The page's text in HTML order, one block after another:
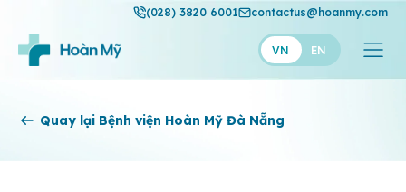
(028) 3820 6001 contactus@hoanmy.com
VN EN
Hoàn Mỹ
Quay lại Bệnh viện Hoàn Mỹ Đà Nẵng